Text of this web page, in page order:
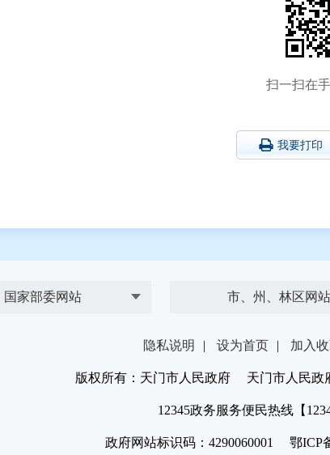
扫一扫在
我要打印
国家部委网站 市、州、林区网站
隐私说明 | 设为首页 | 加入
版权所有：天门市人民政府 天门市人民
12345政务服务便民热线【
政府网站标识码：4290060001 鄂ICP